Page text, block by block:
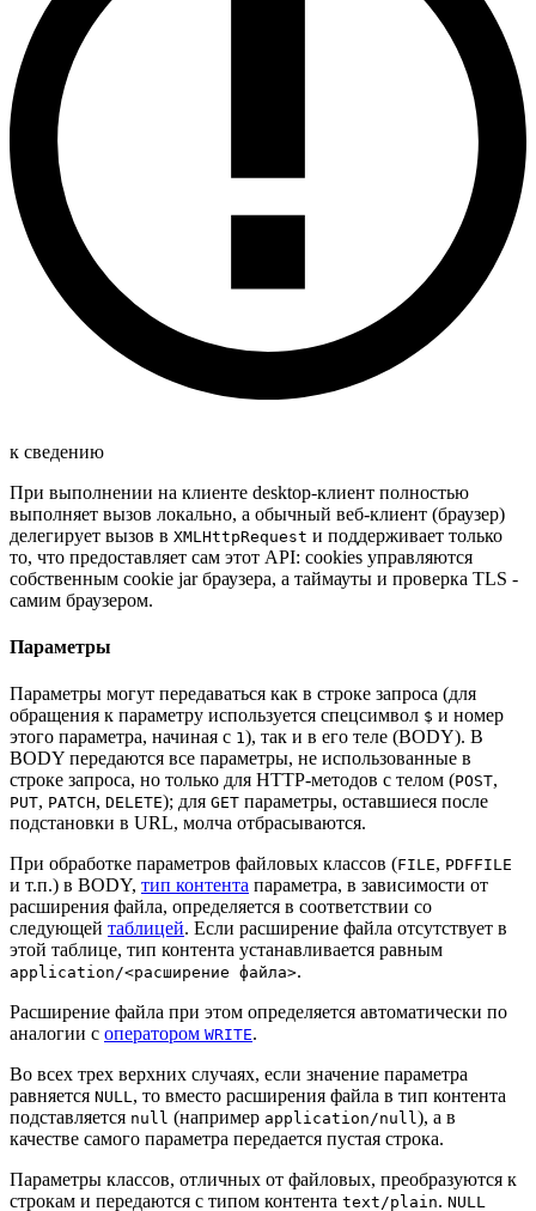
к сведению
При выполнении на клиенте desktop-клиент полностью
выполняет вызов локально, а обычный веб-клиент (браузер)
делегирует вызов в XMLHttpRequest и поддерживает только
то, что предоставляет сам этот API: cookies управляются
собственным cookie jar браузера, а таймауты и проверка TLS -
самим браузером.
Параметры
Параметры могут передаваться как в строке запроса (для
обращения к параметру используется спецсимвол $ и номер
этого параметра, начиная с 1), так и в его теле (BODY). В
BODY передаются все параметры, не использованные в
строке запроса, но только для HTTP-методов с телом (POST,
PUT, PATCH, DELETE); для GET параметры, оставшиеся после
подстановки в URL, молча отбрасываются.
При обработке параметров файловых классов (FILE, PDFFILE
и т.п.) в BODY, тип контента параметра, в зависимости от
расширения файла, определяется в соответствии со
следующей таблицей. Если расширение файла отсутствует в
этой таблице, тип контента устанавливается равным
application/<расширение файла>.
Расширение файла при этом определяется автоматически по
аналогии с оператором WRITE.
Во всех трех верхних случаях, если значение параметра
равняется NULL, то вместо расширения файла в тип контента
подставляется null (например application/null), а в
качестве самого параметра передается пустая строка.
Параметры классов, отличных от файловых, преобразуются к
строкам и передаются с типом контента text/plain. NULL